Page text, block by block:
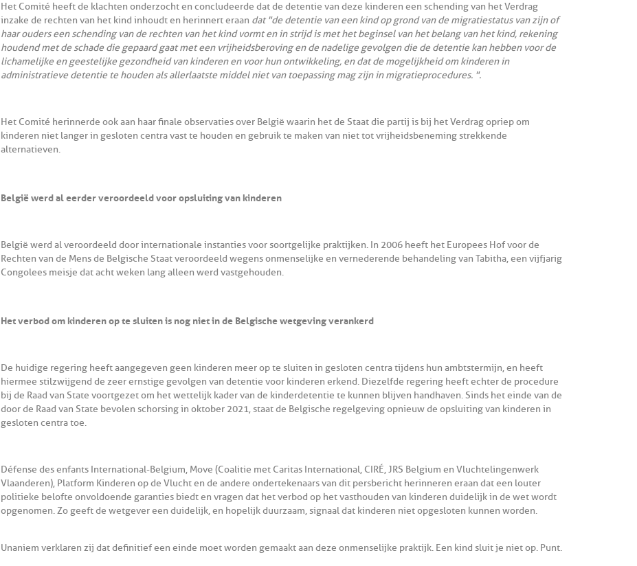
Het Comité heeft de klachten onderzocht en concludeerde dat de detentie van deze kinderen een schending van het Verdrag
inzake de rechten van het kind inhoudt en herinnert eraan dat "de detentie van een kind op grond van de migratiestatus van zijn of
haar ouders een schending van de rechten van het kind vormt en in strijd is met het beginsel van het belang van het kind, rekening
houdend met de schade die gepaard gaat met een vrijheidsberoving en de nadelige gevolgen die de detentie kan hebben voor de
lichamelijke en geestelijke gezondheid van kinderen en voor hun ontwikkeling, en dat de mogelijkheid om kinderen in
administratieve detentie te houden als allerlaatste middel niet van toepassing mag zijn in migratieprocedures. ".
Het Comité herinnerde ook aan haar finale observaties over België waarin het de Staat die partij is bij het Verdrag opriep om
kinderen niet langer in gesloten centra vast te houden en gebruik te maken van niet tot vrijheidsbeneming strekkende
alternatieven.
België werd al eerder veroordeeld voor opsluiting van kinderen
België werd al veroordeeld door internationale instanties voor soortgelijke praktijken. In 2006 heeft het Europees Hof voor de
Rechten van de Mens de Belgische Staat veroordeeld wegens onmenselijke en vernederende behandeling van Tabitha, een vijfjarig
Congolees meisje dat acht weken lang alleen werd vastgehouden.
Het verbod om kinderen op te sluiten is nog niet in de Belgische wetgeving verankerd
De huidige regering heeft aangegeven geen kinderen meer op te sluiten in gesloten centra tijdens hun ambtstermijn, en heeft
hiermee stilzwijgend de zeer ernstige gevolgen van detentie voor kinderen erkend. Diezelfde regering heeft echter de procedure
bij de Raad van State voortgezet om het wettelijk kader van de kinderdetentie te kunnen blijven handhaven. Sinds het einde van de
door de Raad van State bevolen schorsing in oktober 2021, staat de Belgische regelgeving opnieuw de opsluiting van kinderen in
gesloten centra toe.
Défense des enfants International-Belgium, Move (Coalitie met Caritas International, CIRÉ, JRS Belgium en Vluchtelingenwerk
Vlaanderen), Platform Kinderen op de Vlucht en de andere ondertekenaars van dit persbericht herinneren eraan dat een louter
politieke belofte onvoldoende garanties biedt en vragen dat het verbod op het vasthouden van kinderen duidelijk in de wet wordt
opgenomen. Zo geeft de wetgever een duidelijk, en hopelijk duurzaam, signaal dat kinderen niet opgesloten kunnen worden.
Unaniem verklaren zij dat definitief een einde moet worden gemaakt aan deze onmenselijke praktijk. Een kind sluit je niet op. Punt.